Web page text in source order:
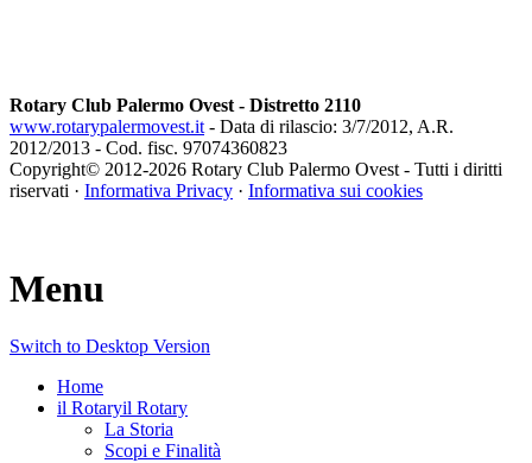
Rotary Club Palermo Ovest - Distretto 2110
www.rotarypalermovest.it - Data di rilascio: 3/7/2012, A.R.
2012/2013 - Cod. fisc. 97074360823
Copyright© 2012-2026 Rotary Club Palermo Ovest - Tutti i diritti
riservati · Informativa Privacy · Informativa sui cookies
Menu
Switch to Desktop Version
Home
il Rotaryil Rotary
La Storia
Scopi e Finalità